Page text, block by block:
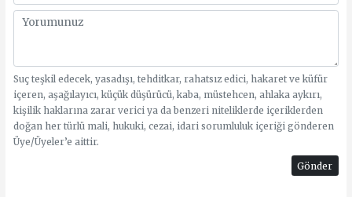
Suç teşkil edecek, yasadışı, tehditkar, rahatsız edici, hakaret ve küfür
içeren, aşağılayıcı, küçük düşürücü, kaba, müstehcen, ahlaka aykırı,
kişilik haklarına zarar verici ya da benzeri niteliklerde içeriklerden
doğan her türlü mali, hukuki, cezai, idari sorumluluk içeriği gönderen
Üye/Üyeler’e aittir.
Gönder